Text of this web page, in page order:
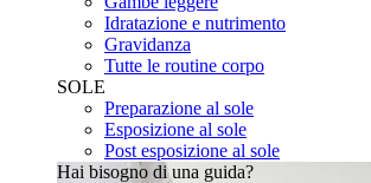
Idratazione e nutrimento
Gravidanza
Tutte le routine corpo
SOLE
Preparazione al sole
Esposizione al sole
Post esposizione al sole
Hai bisogno di una guida?